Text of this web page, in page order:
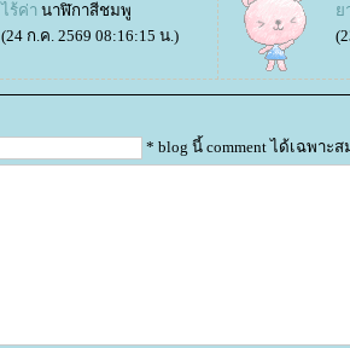
ไร้ค่า นาฬิกาสีชมพู
(24 ก.ค. 2569 08:16:15 น.)
* blog นี้ comment ได้เฉพาะ